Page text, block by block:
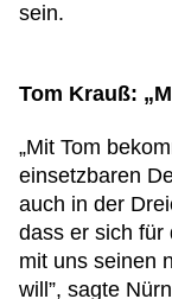
sein.
Tom Krauß:
„Mit Tom
einsetzbaren
auch in der
dass er sich für
mit uns seinen
will”, sagte